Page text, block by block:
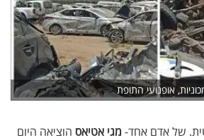
אופנועי התופת
של אדם אחד- מגי אטיאס הוציאה היום